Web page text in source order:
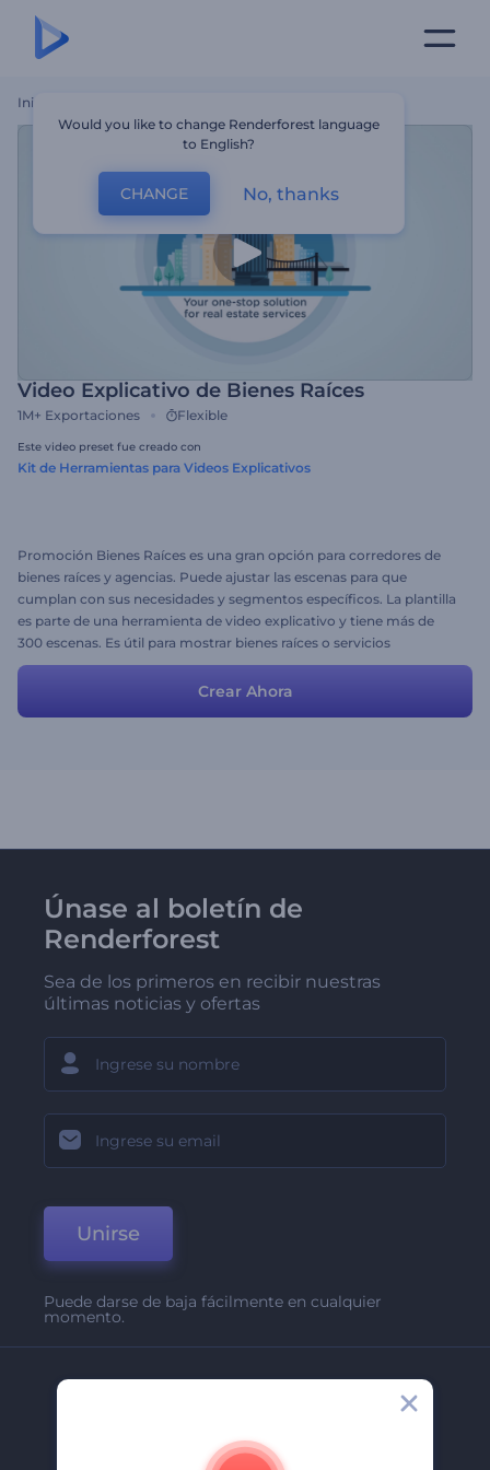
Inicio
Video Explicativo de Bienes Raíces
1M+ Exportaciones Flexible
Este video preset fue creado con
Kit de Herramientas para Videos Explicativos
Promoción Bienes Raíces es una gran opción para corredores de
bienes raíces y agencias. Puede ajustar las escenas para que
cumplan con sus necesidades y segmentos específicos. La plantilla
es parte de una herramienta de video explicativo y tiene más de
300 escenas. Es útil para mostrar bienes raíces o servicios
relacionados
Crear Ahora
Únase al boletín de
Renderforest
Sea de los primeros en recibir nuestras
últimas noticias y ofertas
Unirse
Puede darse de baja fácilmente en cualquier
momento.
Would you like to change Renderforest language
to English?
CHANGE No, thanks